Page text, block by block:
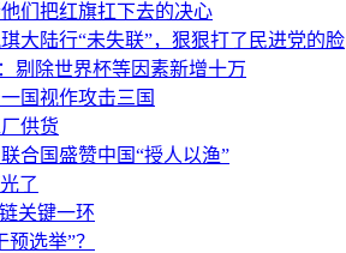
们把红旗扛下去的决心
大陆行“未失联”，狠狠打了民进党的脸
剔除世界杯等因素新增十万
国视作攻击三国
供货
合国盛赞中国“授人以渔”
了
关键一环
选举”？